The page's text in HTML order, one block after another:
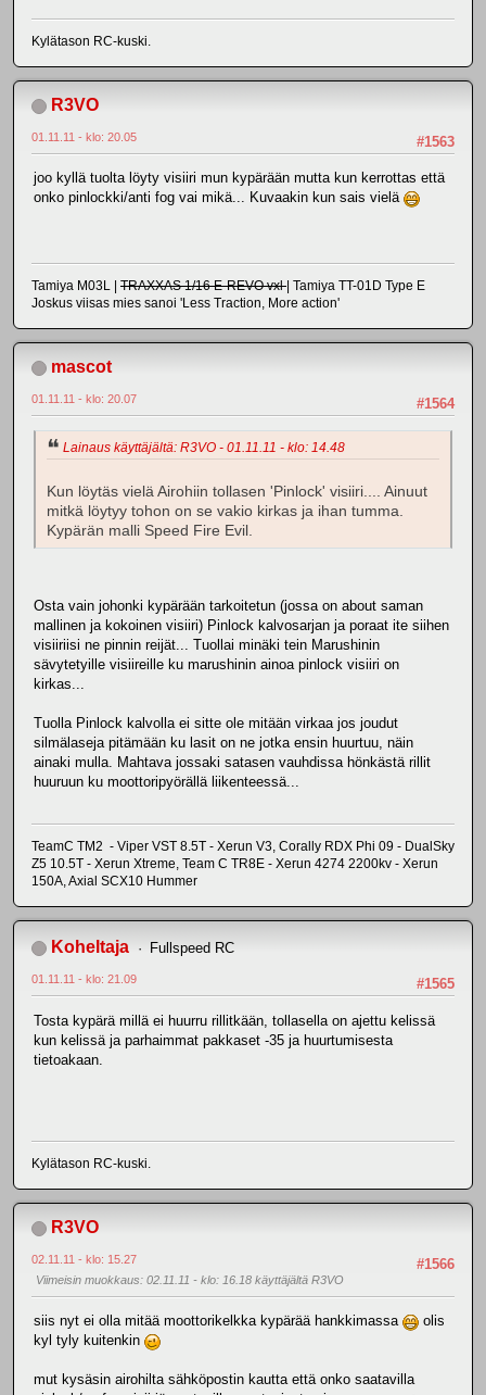
Kylätason RC-kuski.
R3VO
#1563
01.11.11 - klo: 20.05
joo kyllä tuolta löyty visiiri mun kypärään mutta kun kerrottas että
onko pinlockki/anti fog vai mikä... Kuvaakin kun sais vielä
Tamiya M03L | TRAXXAS 1/16 E-REVO vxl| Tamiya TT-01D Type E
Joskus viisas mies sanoi 'Less Traction, More action'
mascot
#1564
01.11.11 - klo: 20.07
Lainaus käyttäjältä: R3VO - 01.11.11 - klo: 14.48
Kun löytäs vielä Airohiin tollasen 'Pinlock' visiiri.... Ainuut
mitkä löytyy tohon on se vakio kirkas ja ihan tumma.
Kypärän malli Speed Fire Evil.
Osta vain johonki kypärään tarkoitetun (jossa on about saman
mallinen ja kokoinen visiiri) Pinlock kalvosarjan ja poraat ite siihen
visiiriisi ne pinnin reijät... Tuollai minäki tein Marushinin
sävytetyille visiireille ku marushinin ainoa pinlock visiiri on
kirkas...
Tuolla Pinlock kalvolla ei sitte ole mitään virkaa jos joudut
silmälaseja pitämään ku lasit on ne jotka ensin huurtuu, näin
ainaki mulla. Mahtava jossaki satasen vauhdissa hönkästä rillit
huuruun ku moottoripyörällä liikenteessä...
TeamC TM2 - Viper VST 8.5T - Xerun V3, Corally RDX Phi 09 - DualSky
Z5 10.5T - Xerun Xtreme, Team C TR8E - Xerun 4274 2200kv - Xerun
150A, Axial SCX10 Hummer
Koheltaja Fullspeed RC
#1565
01.11.11 - klo: 21.09
Tosta kypärä millä ei huurru rillitkään, tollasella on ajettu kelissä
kun kelissä ja parhaimmat pakkaset -35 ja huurtumisesta
tietoakaan.
Kylätason RC-kuski.
R3VO
#1566
02.11.11 - klo: 15.27
Viimeisin muokkaus: 02.11.11 - klo: 16.18 käyttäjältä R3VO
siis nyt ei olla mitää moottorikelkka kypärää hankkimassa
olis
kyl tyly kuitenkin
mut kysäsin airohilta sähköpostin kautta että onko saatavilla